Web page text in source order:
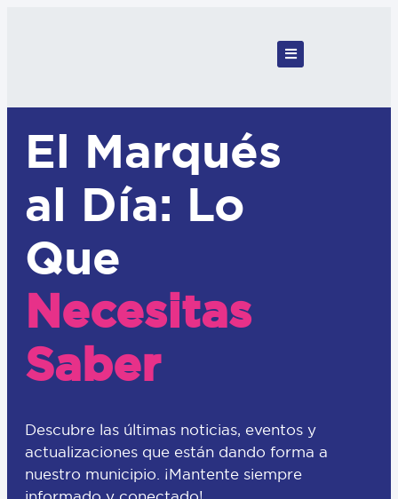
El Marqués
al Día: Lo
Que
Necesitas
Saber
Descubre las últimas noticias, eventos y
actualizaciones que están dando forma a
nuestro municipio. ¡Mantente siempre